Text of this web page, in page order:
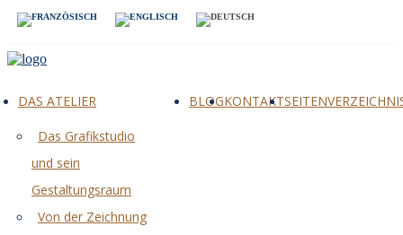
DAS ATELIER
Das Grafikstudio
und sein
Gestaltungsraum
Von der Zeichnung
BLOGKONTAKT